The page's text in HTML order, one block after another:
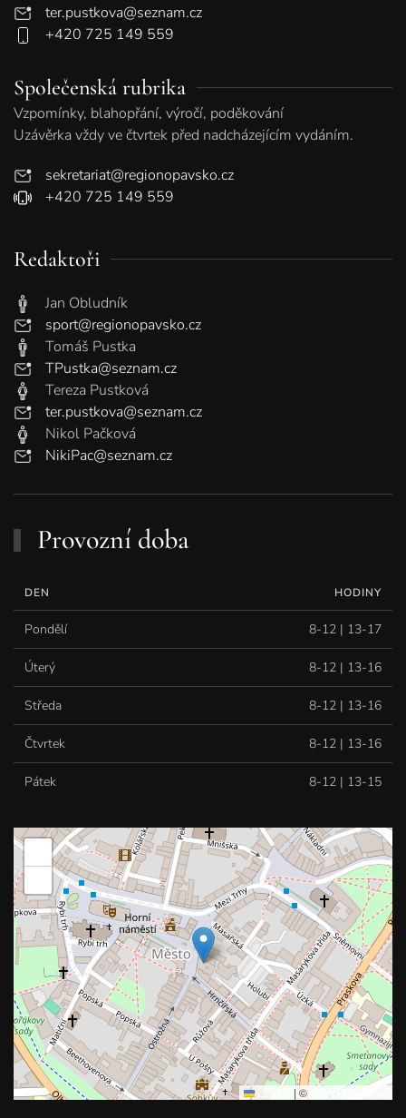
ter.pustkova@seznam.cz
+420 725 149 559
Společenská rubrika
Vzpomínky, blahopřání, výročí, poděkování
Uzávěrka vždy ve čtvrtek před nadcházejícím vydáním.
sekretariat@regionopavsko.cz
+420 725 149 559
Redaktoři
Jan Obludník
sport@regionopavsko.cz
Tomáš Pustka
TPustka@seznam.cz
Tereza Pustková
ter.pustkova@seznam.cz
Nikol Pačková
NikiPac@seznam.cz
Provozní doba
DEN HODINY
Pondělí 8-12 | 13-17
Úterý 8-12 | 13-16
Středa 8-12 | 13-16
Čtvrtek 8-12 | 13-16
Pátek 8-12 | 13-15
Leaflet | © OpenStreetMap